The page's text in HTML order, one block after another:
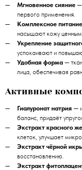
Мгновенное сияние —
первого применения.
Комплексное питание
насыщают кожу
Укрепление
успокаивают и
Удобная форма —
лица, обеспечивая
Активные
Гиалуронат натрия —
баланс, придаёт
Экстракт красного
клеток, улучшает
Экстракт чёрной
восстановлению.
Экстракт